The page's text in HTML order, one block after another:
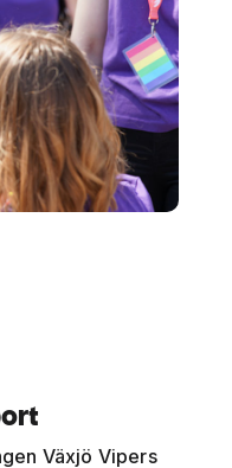
Växjö Vipers